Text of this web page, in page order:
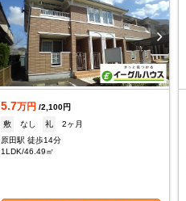
5.7万円 /2,100円
敷
なし 礼
2ヶ月
原田駅 徒歩14分
1LDK/46.49㎡